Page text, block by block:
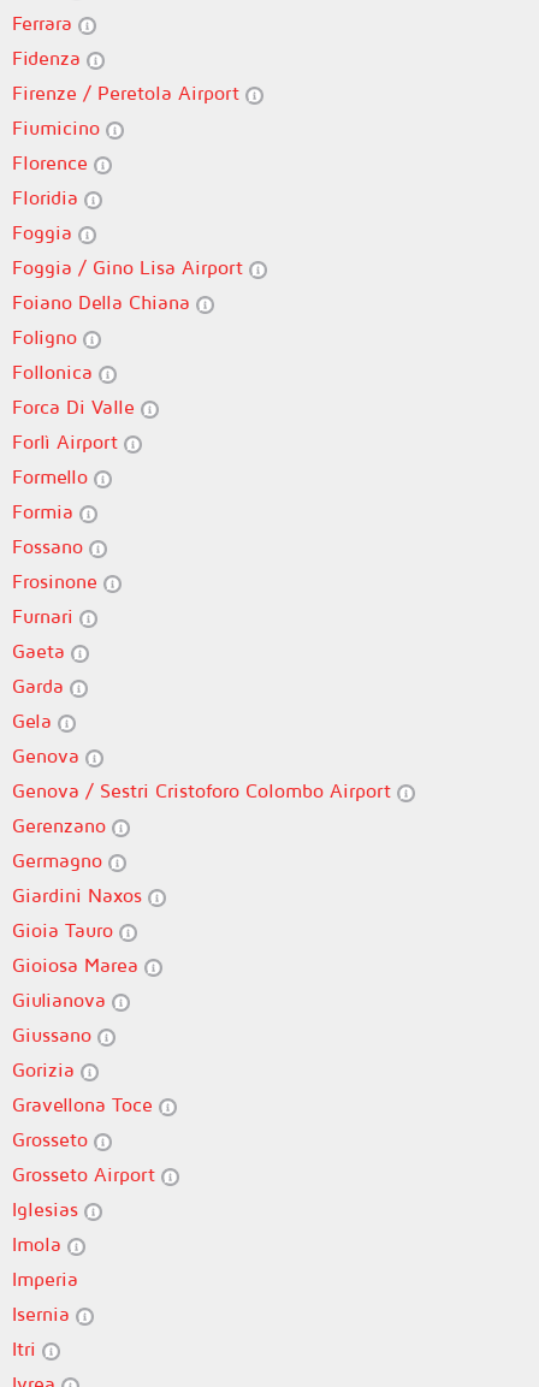
Ferrara
Fidenza
Firenze / Peretola Airport
Fiumicino
Florence
Floridia
Foggia
Foggia / Gino Lisa Airport
Foiano Della Chiana
Foligno
Follonica
Forca Di Valle
Forlì Airport
Formello
Formia
Fossano
Frosinone
Furnari
Gaeta
Garda
Gela
Genova
Genova / Sestri Cristoforo Colombo Airport
Gerenzano
Germagno
Giardini Naxos
Gioia Tauro
Gioiosa Marea
Giulianova
Giussano
Gorizia
Gravellona Toce
Grosseto
Grosseto Airport
Iglesias
Imola
Imperia
Isernia
Itri